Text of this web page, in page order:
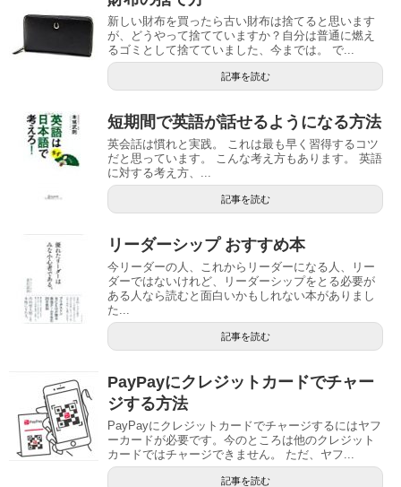
新しい財布を買ったら古い財布は捨てると思います
が、どうやって捨てていますか？自分は普通に燃え
るゴミとして捨てていました、今までは。 で...
記事を読む
短期間で英語が話せるようになる方法
英会話は慣れと実践。 これは最も早く習得するコツ
だと思っています。 こんな考え方もあります。 英語
に対する考え方、...
記事を読む
リーダーシップ おすすめ本
今リーダーの人、これからリーダーになる人、リー
ダーではないけれど、リーダーシップをとる必要が
ある人なら読むと面白いかもしれない本がありまし
た...
記事を読む
PayPayにクレジットカードでチャー
ジする方法
PayPayにクレジットカードでチャージするにはヤフ
ーカードが必要です。今のところは他のクレジット
カードではチャージできません。 ただ、ヤフ...
記事を読む